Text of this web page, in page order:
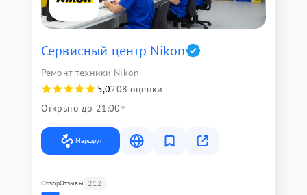
Сервисный центр Nikon
Ремонт техники Nikon
5,0208 оценки
Открыто до 21:00
Маршрут
ОбзорОтзывы 212